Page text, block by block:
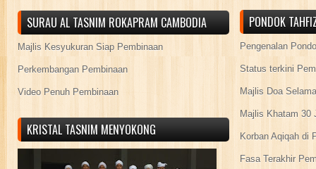
SURAU AL TASNIM ROKAPRAM CAMBODIA
Majlis Kesyukuran Siap Pembinaan
Perkembangan Pembinaan
Video Penuh Pembinaan
KRISTAL TASNIM MENYOKONG
PONDOK
Pengenalan
Status terkini
Majlis Doa
Majlis Khatam 30
Korban Aqiqah di
Fasa Terakhir